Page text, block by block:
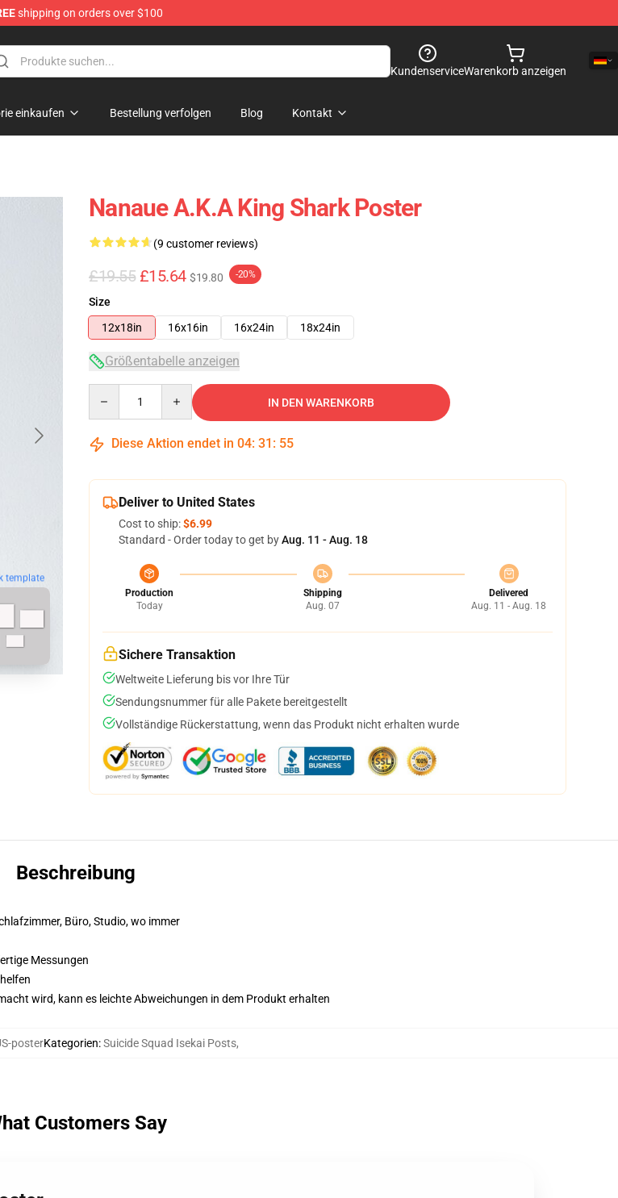
shipping on orders over $100
KundenserviceWarenkorb anzeigen
einkaufen Bestellung verfolgen Blog Kontakt
template
Nanaue A.K.A King Shark Poster
(9 customer reviews)
£19.55 £15.64 $19.80 -20%
Size
12x18in
16x16in 16x24in 18x24in
Größentabelle anzeigen
IN DEN WARENKORB
Diese Aktion endet in 04: 31 : 54
Deliver to United States
Cost to ship:$6.99
Standard - Order today to get byAug. 11 - Aug. 18
Production
Today
Shipping
Aug. 07
Delivered
Aug. 11 - Aug. 18
Sichere Transaktion
Weltweite Lieferung bis vor Ihre Tür
Sendungsnummer für alle Pakete bereitgestellt
Vollständige Rückerstattung, wenn das Produkt nicht erhalten wurde
Beschreibung
Büro, Studio, wo immer
Messungen
wird, kann es leichte Abweichungen in dem Produkt erhalten
posterKategorien:Suicide Squad Isekai Posts,
Customers Say